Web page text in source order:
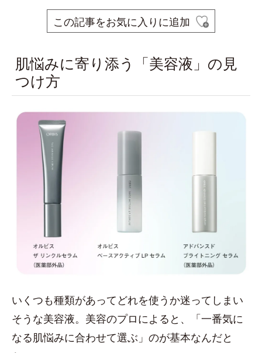
この記事をお気に入りに追加
肌悩みに寄り添う「美容液」の見
つけ方
いくつも種類があってどれを使うか迷ってしまい
そうな美容液。美容のプロによると、「一番気に
なる肌悩みに合わせて選ぶ」のが基本なんだと